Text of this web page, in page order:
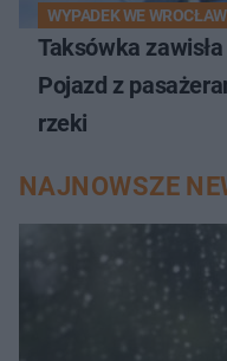
WYPADEK WE
Taksówka
Pojazd z
rzeki
NAJNOWSZE